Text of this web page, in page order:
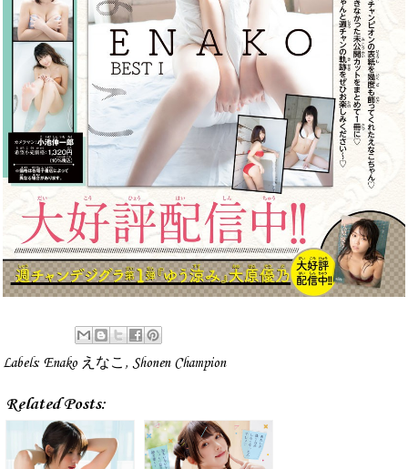
Labels: Enako えなこ , Shonen Champion
Related Posts: